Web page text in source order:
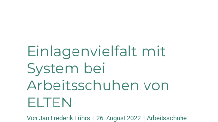
Einlagenvielfalt mit
System bei
Arbeitsschuhen von
ELTEN
Von Jan Frederik Lührs | 26. August 2022 | Arbeitsschuhe